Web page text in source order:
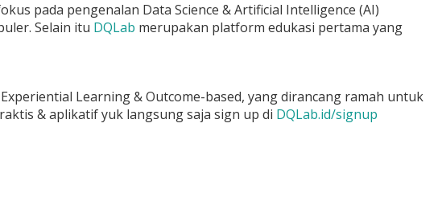
pada pengenalan Data Science & Artificial Intelligence (AI)
Selain itu DQLab merupakan platform edukasi pertama yang
Learning & Outcome-based, yang dirancang ramah untuk
& aplikatif yuk langsung saja sign up di DQLab.id/signup